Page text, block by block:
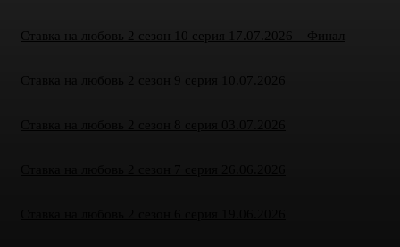
Ставка на любовь 2 сезон 10 серия 17.07.2026 – Финал